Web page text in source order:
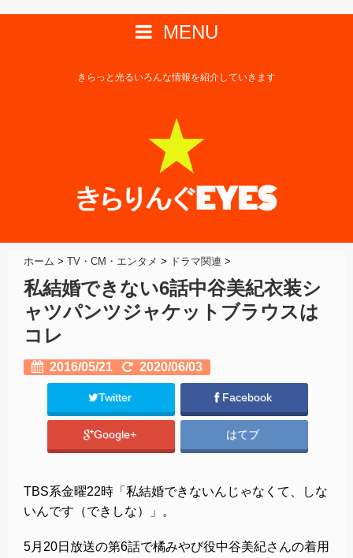
MENU
きらっと光るいろんな情報を紹介していきます
ホーム > TV・CM・エンタメ > ドラマ関連 >
私結婚できない6話中谷美紀衣装シ
ャツパンツジャケットブラウスは
コレ
2016/05/21 2020/06/03
Twitter Facebook
Google+ はてブ
TBS系金曜22時「私結婚できないんじゃなくて、しな
いんです（できしな）」。
5月20日放送の第6話で橘みやび役中谷美紀さんの着用